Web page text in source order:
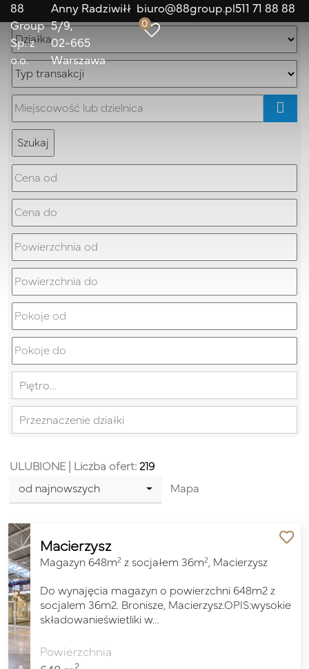
88
Group
Sp. z
o.o.
Anny Radziwiłł
5/9
02-665
Warszawa
biuro@88group.pl511 71 88 88
0
Piętro…
Przeznaczenie działki
ULUBIONE | Liczba ofert:219
od najnowszych
Mapa
Macierzysz
Magazyn 648m2 z socjałem 36m2, Macierzysz
Do wynajęcia magazyn o powierzchni 648m2 z
socjalem 36m2. Bronisze, Macierzysz.OPIS:wysokie
składowanieświetliki w…
Powierzchnia